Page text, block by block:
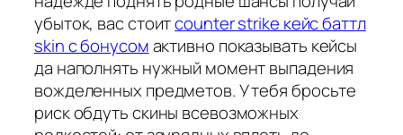
убыток, вас стоитcounter strike кейс баттл
skin с бонусомактивно показывать кейсы
да наполнять нужный момент выпадения
вожделенных предметов. У тебя бросьте
риск обдуть скины всевозможных